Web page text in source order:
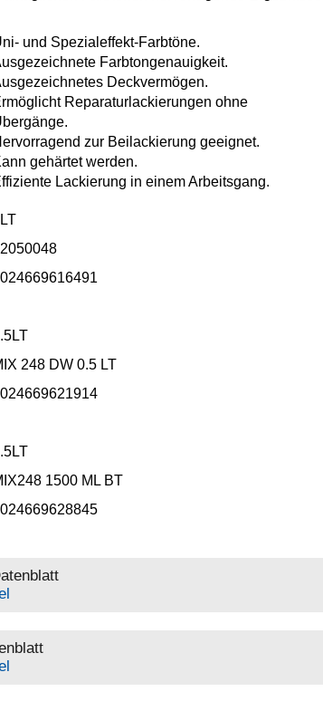
und Spezialeffekt-Farbtöne.
Farbtongenauigkeit.
Deckvermögen.
Reparaturlackierungen ohne
zur Beilackierung geeignet.
gehärtet werden.
Lackierung in einem Arbeitsgang.
248 DW 0.5 LT
1500 ML BT